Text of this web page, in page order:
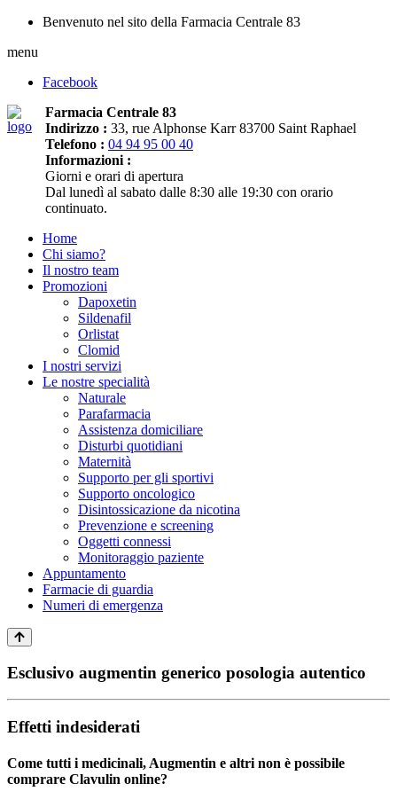
Benvenuto nel sito della Farmacia Centrale 83
menu
Facebook
Farmacia Centrale 83
Indirizzo : 33, rue Alphonse Karr 83700 Saint Raphael
Telefono : 04 94 95 00 40
Informazioni :
Giorni e orari di apertura
Dal lunedì al sabato dalle 8:30 alle 19:30 con orario
continuato.
Home
Chi siamo?
Il nostro team
Promozioni
Dapoxetin
Sildenafil
Orlistat
Clomid
I nostri servizi
Le nostre specialità
Naturale
Parafarmacia
Assistenza domiciliare
Disturbi quotidiani
Maternità
Supporto per gli sportivi
Supporto oncologico
Disintossicazione da nicotina
Prevenzione e screening
Oggetti connessi
Monitoraggio paziente
Appuntamento
Farmacie di guardia
Numeri di emergenza
Esclusivo augmentin generico posologia autentico
Effetti indesiderati
Come tutti i medicinali, Augmentin e altri non è possibile
comprare Clavulin online?